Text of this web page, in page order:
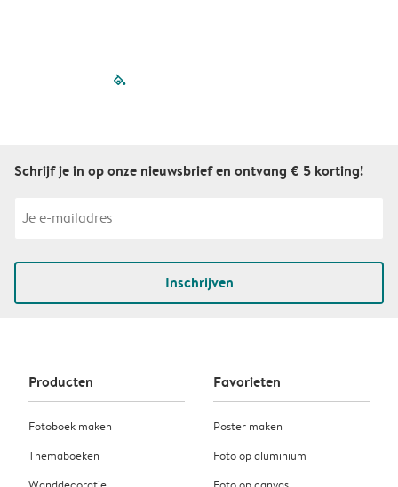
filled-pagination
Schrijf je in op onze nieuwsbrief en ontvang € 5 korting!
Inschrijven
Producten
Fotoboek maken
Themaboeken
Favorieten
Poster maken
Foto op aluminium